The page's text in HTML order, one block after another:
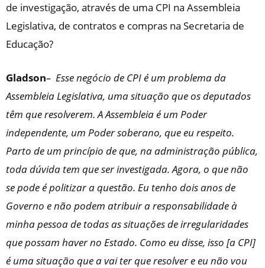
de investigação, através de uma CPI na Assembleia
Legislativa, de contratos e compras na Secretaria de
Educação?
Gladson– Esse negócio de CPI é um problema da
Assembleia Legislativa, uma situação que os deputados
têm que resolverem. A Assembleia é um Poder
independente, um Poder soberano, que eu respeito.
Parto de um princípio de que, na administração pública,
toda dúvida tem que ser investigada. Agora, o que não
se pode é politizar a questão. Eu tenho dois anos de
Governo e não podem atribuir a responsabilidade à
minha pessoa de todas as situações de irregularidades
que possam haver no Estado. Como eu disse, isso [a CPI]
é uma situação que a vai ter que resolver e eu não vou